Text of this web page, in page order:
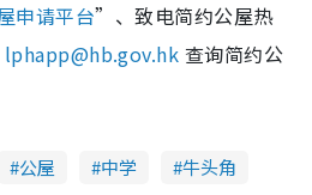
申请平台”、致电简约公屋热
lphapp@hb.gov.hk 查询简约公
公屋 中学
牛头角